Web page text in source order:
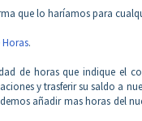
que lo haríamos para
.
de horas que indique el
y trasferir su saldo a
añadir mas horas del